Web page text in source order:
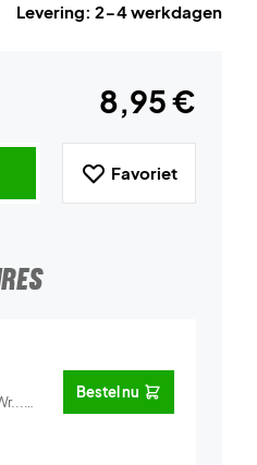
Levering: 2-4 werkdagen
8,95 €
Favoriet
Bestel nu